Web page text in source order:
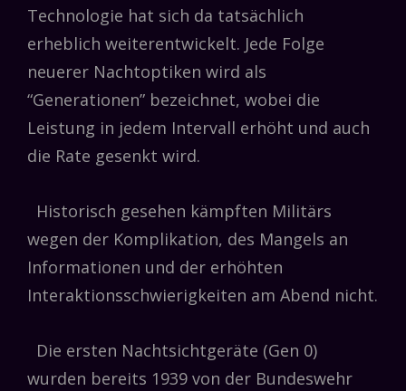
Technologie hat sich da tatsächlich
erheblich weiterentwickelt. Jede Folge
neuerer Nachtoptiken wird als
“Generationen” bezeichnet, wobei die
Leistung in jedem Intervall erhöht und auch
die Rate gesenkt wird.
Historisch gesehen kämpften Militärs
wegen der Komplikation, des Mangels an
Informationen und der erhöhten
Interaktionsschwierigkeiten am Abend nicht.
Die ersten Nachtsichtgeräte (Gen 0)
wurden bereits 1939 von der Bundeswehr